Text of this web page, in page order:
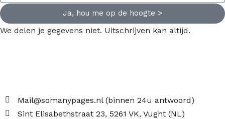
Ja, hou me op de hoogte >
We delen je gegevens niet. Uitschrijven kan altijd.
Mail@somanypages.nl (binnen 24u antwoord)
Sint Elisabethstraat 23, 5261 VK, Vught (NL)